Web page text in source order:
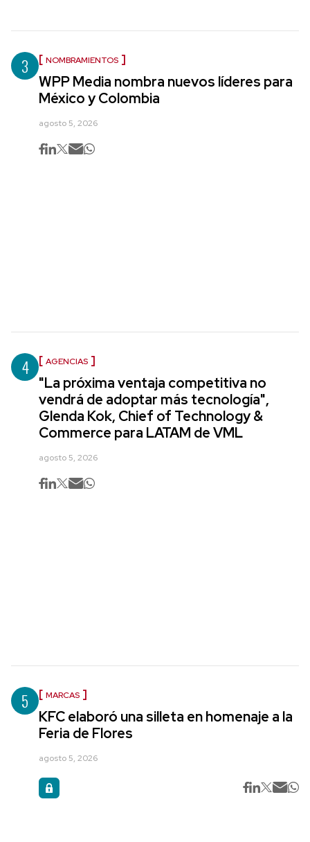
3 NOMBRAMIENTOS
WPP Media nombra nuevos líderes para
México y Colombia
agosto 5, 2026
4 AGENCIAS
"La próxima ventaja competitiva no
vendrá de adoptar más tecnología",
Glenda Kok, Chief of Technology &
Commerce para LATAM de VML
agosto 5, 2026
5 MARCAS
KFC elaboró una silleta en homenaje a la
Feria de Flores
agosto 5, 2026